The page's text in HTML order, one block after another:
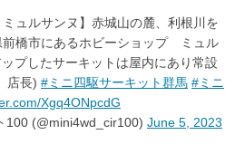
ュルサンヌ】赤城山の麓、利根川を
前橋市にあるホビーショップ ミュル
プしたサーキットは屋内にあり常設
店長) #ミニ四駆サーキット群馬 #ミニ
Xgq4ONpcdG
(@mini4wd_cir100) June 5, 2023